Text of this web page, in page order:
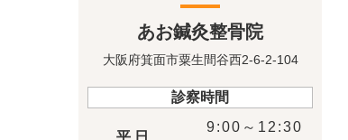
あお鍼灸整骨院
大阪府箕面市粟生間谷西2-6-2-104
診察時間
平 日
9:00～12:30